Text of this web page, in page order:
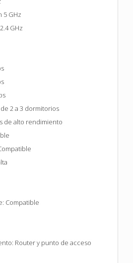
5 GHz
GHz
2 a 3 dormitorios
de alto rendimiento
Compatible
Router y punto de acceso